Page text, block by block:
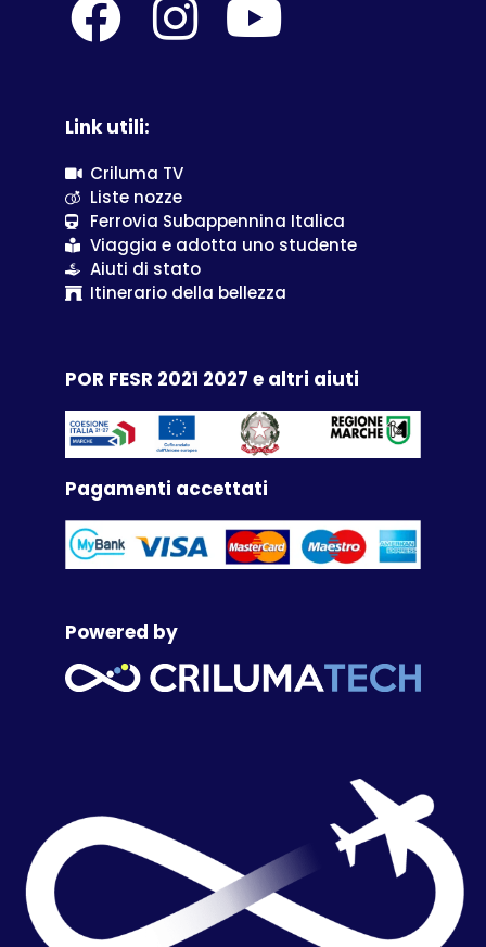
Link utili:
Criluma TV
Liste nozze
Ferrovia Subappennina Italica
Viaggia e adotta uno studente
Aiuti di stato
Itinerario della bellezza
POR FESR 2021 2027 e altri aiuti
Pagamenti accettati
Powered by